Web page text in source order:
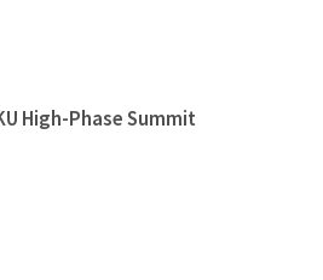
High-Phase Summit